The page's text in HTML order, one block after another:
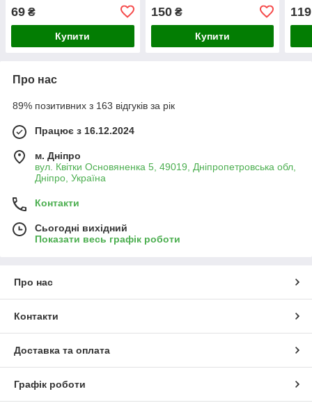
нержавіючої сталі для
надійного з'єднання
69 ₴
Купити
обплетенні, нержавіюча
сталь
150₴
Купити
119
Про нас
89% позитивних з 163 відгуків за рік
Працює з 16.12.2024
м. Дніпро
вул. Квітки Основяненка 5, 49019, Дніпропетровська обл,
Дніпро, Україна
Контакти
Сьогодні вихідний
Показати весь графік роботи
Про нас
Контакти
Доставка та оплата
Графік роботи